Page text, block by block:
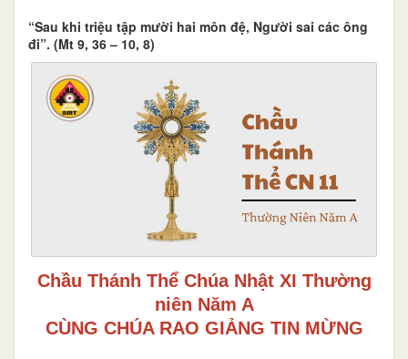
“Sau khi triệu tập mười hai môn đệ, Người sai các ông
đi”. (Mt 9, 36 – 10, 8)
Chầu Thánh Thể Chúa Nhật XI Thường
niên Năm A
CÙNG CHÚA RAO GIẢNG TIN MỪNG